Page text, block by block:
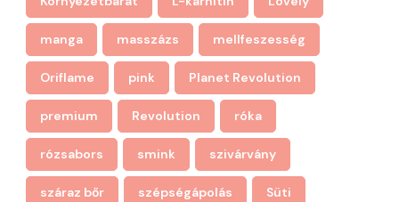
manga masszázs mellfeszesség
Oriflame pink Planet Revolution
premium Revolution róka
rózsabors smink szivárvány
száraz bőr szépségápolás Süti